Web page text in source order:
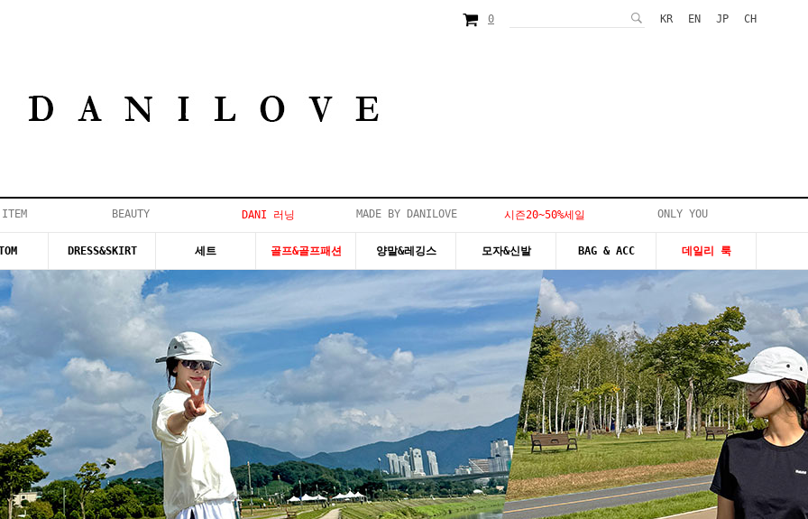
0 KR EN JP CH
ITEM BEAUTY DANI 러닝 MADE BY DANILOVE 시즌20~50%세일 ONLY YOU
DRESS&SKIRT 세트 골프&골프패션 양말&레깅스 모자&신발 BAG & ACC 데일리 룩